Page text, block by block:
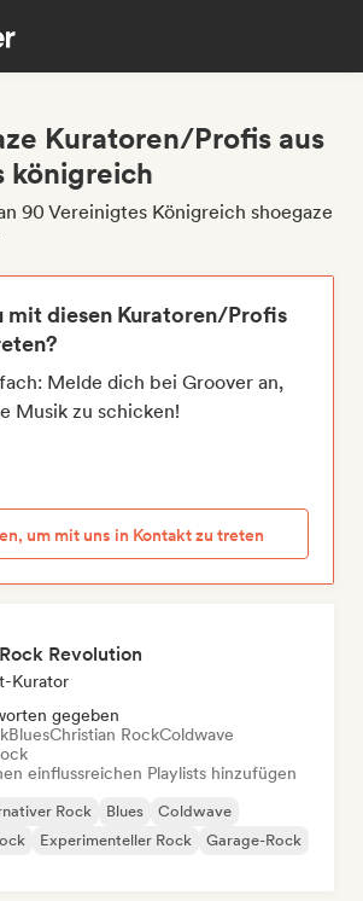
Kuratoren/Profis aus
königreich
90 Vereinigtes Königreich shoegaze
mit diesen Kuratoren/Profis
Melde dich bei Groover an,
Musik zu schicken!
um mit uns in Kontakt zu treten
Revolution
Kurator
gegeben
BluesChristian RockColdwave
einflussreichen Playlists hinzufügen
Rock Blues
Coldwave
Experimenteller Rock
Garage-Rock